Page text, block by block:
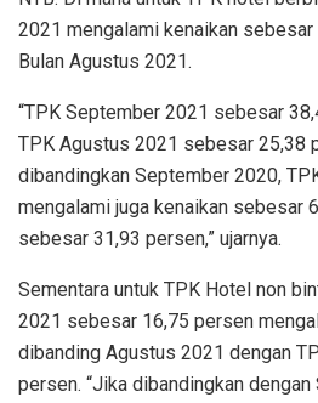
2021 mengalami kenaikan
Bulan Agustus 2021.
“TPK September 2021 sebesar
TPK Agustus 2021 sebesar 25,38
dibandingkan September 2020,
mengalami juga kenaikan sebesar
sebesar 31,93 persen,” ujarnya.
Sementara untuk TPK Hotel non
2021 sebesar 16,75 persen
dibanding Agustus 2021 dengan
persen. “Jika dibandingkan